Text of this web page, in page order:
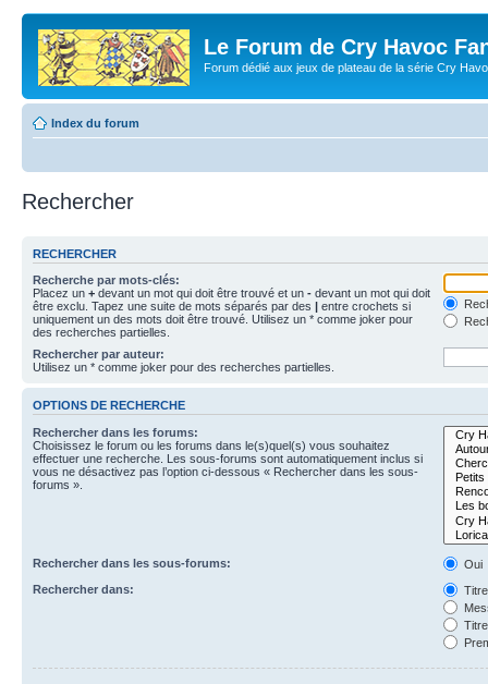
Le Forum de Cry Havoc
Forum dédié aux jeux de plateau de la série Cry
Index du forum
Rechercher
RECHERCHER
Recherche par mots-clés:
Placez un + devant un mot qui doit être trouvé et un - devant un mot qui doit
être exclu. Tapez une suite de mots séparés par des | entre crochets si
uniquement un des mots doit être trouvé. Utilisez un * comme joker pour
des recherches partielles.
Rechercher par auteur:
Utilisez un * comme joker pour des recherches partielles.
OPTIONS DE RECHERCHE
Rechercher dans les forums:
Choisissez le forum ou les forums dans le(s)quel(s) vous souhaitez
effectuer une recherche. Les sous-forums sont automatiquement inclus si
vous ne désactivez pas l’option ci-dessous « Rechercher dans les sous-
forums ».
Rechercher dans les sous-forums:
Oui
Rechercher dans: